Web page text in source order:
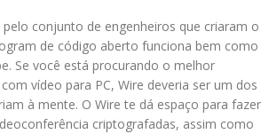
conjunto de engenheiros que criaram o
de código aberto funciona bem como
Se você está procurando o melhor
vídeo para PC, Wire deveria ser um dos
à mente. O Wire te dá espaço para fazer
criptografadas, assim como